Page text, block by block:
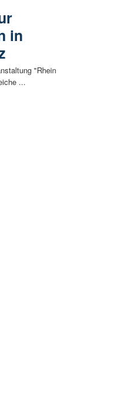
in
"Rhein
...